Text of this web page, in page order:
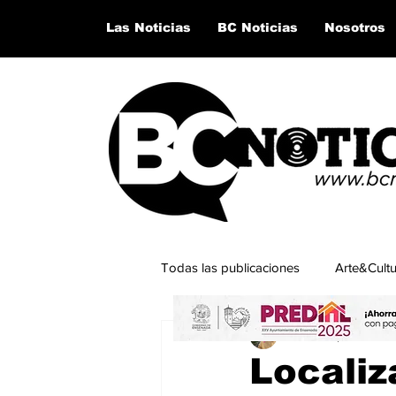
Las Noticias BC Noticias Nosotros
Todas las publicaciones
Lo último del momento San
César Esparza